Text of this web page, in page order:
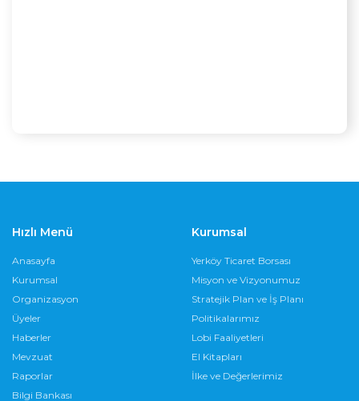
Hızlı Menü
Anasayfa
Kurumsal
Organizasyon
Üyeler
Haberler
Mevzuat
Raporlar
Bilgi Bankası
Kurumsal
Yerköy Ticaret Borsası
Misyon ve Vizyonumuz
Stratejik Plan ve İş Planı
Politikalarımız
Lobi Faaliyetleri
El Kitapları
İlke ve Değerlerimiz